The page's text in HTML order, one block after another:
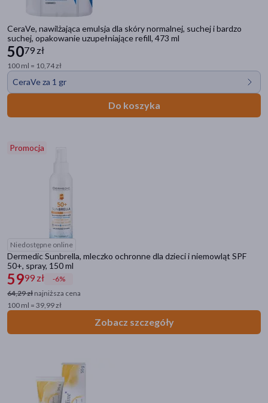
CeraVe, nawilżająca emulsja dla skóry normalnej, suchej i bardzo
suchej, opakowanie uzupełniające refill, 473 ml
5079 zł
100 ml = 10,74 zł
CeraVe za 1 gr
Do koszyka
Promocja
Niedostępne online
Dermedic Sunbrella, mleczko ochronne dla dzieci i niemowląt SPF
50+, spray, 150 ml
5999 zł
-6%
64,29 zł najniższa cena
100 ml = 39,99 zł
Zobacz szczegóły